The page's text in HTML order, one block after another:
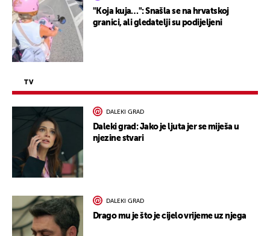
"Koja kuja…": Snašla se na hrvatskoj
granici, ali gledatelji su podijeljeni
TV
DALEKI GRAD
Daleki grad: Jako je ljuta jer se miješa u
njezine stvari
DALEKI GRAD
Drago mu je što je cijelo vrijeme uz njega